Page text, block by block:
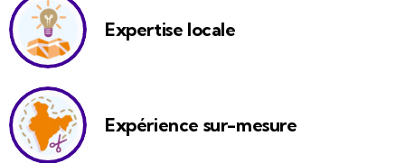
Expertise locale
Expérience sur-mesure